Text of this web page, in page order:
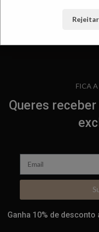
FICA
Queres
Ganha 10% de
Rejeitar